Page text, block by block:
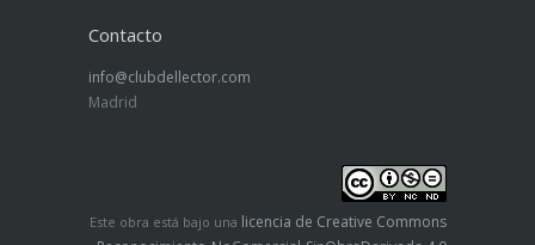
Contacto
info@clubdellector.com
Madrid
Este obra está bajo una licencia de Creative Commons